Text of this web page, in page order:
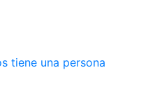
tiene una persona